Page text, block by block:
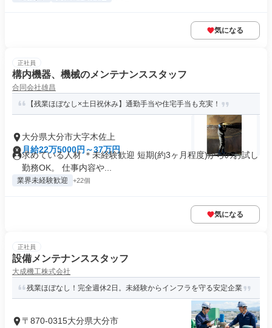
気になる
正社員
構内機器、機械のメンテナンススタッフ
合同会社雄昌
【残業ほぼなし×土日祝休み】通勤手当や住宅手当も充実！
大分県大分市大字木佐上
月給22万5000円～37万円
求めている人材 ＊未経験歓迎 短期(約3ヶ月程度)からのお試し
勤務OK。 仕事内容や...
業界未経験歓迎 +22個
気になる
正社員
設備メンテナンススタッフ
大成機工株式会社
残業ほぼなし！完全週休2日。未経験からインフラを守る安定企業
〒870-0315大分県大分市